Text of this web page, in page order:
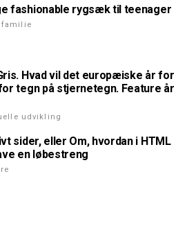
fashionable rygsæk til teenager
familie
Hvad vil det europæiske år for
tegn på stjernetegn. Feature år
udvikling
sider, eller Om, hvordan i HTML
en løbestreng